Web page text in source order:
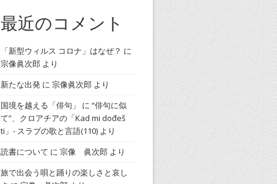
最近のコメント
「新型ウィルス コロナ」はなぜ？ に
宗像眞次郎 より
新たな出発 に 宗像眞次郎 より
国境を越える「俳句」
に “俳句に似
て”、クロアチアの「Kad mi dođeš
ti」- スラブの歌と言語(110) より
読書について に 宗像 眞次郎 より
旅で出会う唄と踊りの楽しさと哀し